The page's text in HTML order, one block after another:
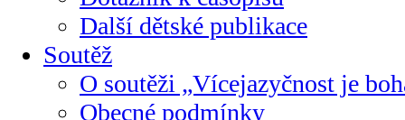
Další dětské publikace
Soutěž
O soutěži „Vícejazyčnost je
Obecné podmínky